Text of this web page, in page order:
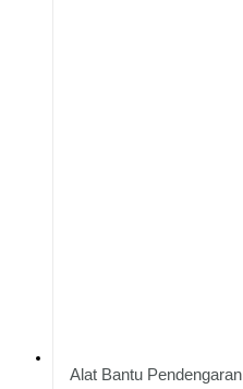
Alat Bantu Pendengaran